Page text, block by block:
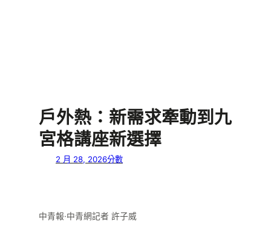
戶外熱：新需求牽動到九
宮格講座新選擇
2 月 28, 2026分數
中青報·中青網記者 許子威